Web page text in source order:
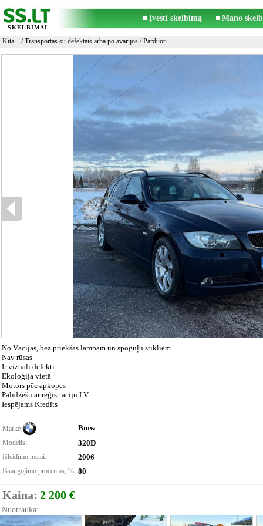
SKELBIMAI
Įvesti skelbimą Mano
Kita... /Transportas su defektais arba po avarijos / Parduoti
No Vācijas, bez priekšas lampām un spoguļu stikliem.
Nav rūsas
Ir vizuāli defekti
Ekoloģija vietā
Motors pēc apkopes
Palīdzēšu ar reģistrāciju LV
Iespējams Kredīts
Markė Bmw
Modelis: 320D
Išleidimo metai: 2006
Išsaugojimo procentas, %: 80
Kaina: 2 200 €
Nuotrauka: